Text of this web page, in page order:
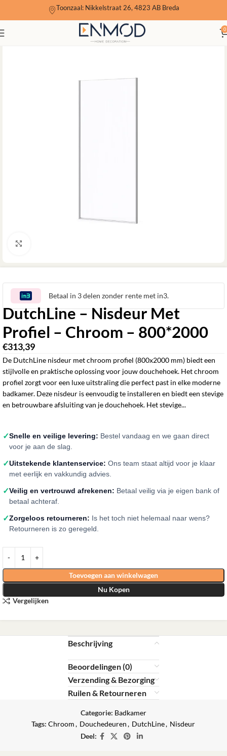
Toonzaal: Nikkelstraat 26, 4823 AB Breda
0
Betaal in 3 delen zonder rente met in3.
DutchLine – Nisdeur Met
Profiel – Chroom – 800*2000
€313,39
De DutchLine nisdeur met chroom profiel (800x2000 mm) biedt een
stijlvolle en praktische oplossing voor jouw douchehoek. Het chroom
profiel zorgt voor een luxe uitstraling die perfect past in elke moderne
badkamer. Deze nisdeur is eenvoudig te installeren en biedt een stevige
en betrouwbare afsluiting van je douchehoek. Het stevige...
✓Snelle en veilige levering: Bestel vandaag en we gaan direct
voor je aan de slag.
✓Uitstekende klantenservice: Ons team staat altijd voor je klaar
met eerlijk en vakkundig advies.
✓Veilig en vertrouwd afrekenen: Betaal veilig via je eigen bank of
betaal achteraf.
✓Zorgeloos retourneren: Is het toch niet helemaal naar wens?
Retourneren is zo geregeld.
Toevoegen aan winkelwagen
Nu Kopen
Vergelijken
Beschrijving
Beoordelingen (0)
Verzending & Bezorging
Ruilen & Retourneren
Categorie: Badkamer
Tags: Chroom , Douchedeuren , DutchLine, Nisdeur
Deel: